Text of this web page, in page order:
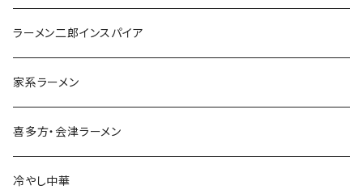
ラーメン二郎インスパイア
家系ラーメン
喜多方・会津ラーメン
冷やし中華